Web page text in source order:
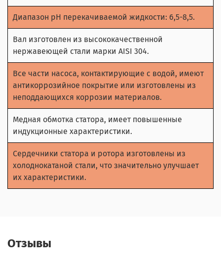
Диапазон рН перекачиваемой жидкости: 6,5-8,5.
Вал изготовлен из высококачественной
нержавеющей стали марки AISI 304.
Все части насоса, контактирующие с водой, имеют
антикоррозийное покрытие или изготовлены из
неподдающихся коррозии материалов.
Медная обмотка статора, имеет повышенные
индукционные характеристики.
Сердечники статора и ротора изготовлены из
холоднокатаной стали, что значительно улучшает
их характеристики.
Отзывы